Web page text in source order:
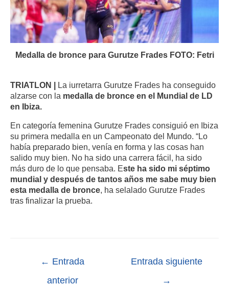
Medalla de bronce para Gurutze Frades FOTO: Fetri
TRIATLON | La iurretarra Gurutze Frades ha conseguido
alzarse con la medalla de bronce en el Mundial de LD
en Ibiza.
En categoría femenina Gurutze Frades consiguió en Ibiza
su primera medalla en un Campeonato del Mundo. “Lo
había preparado bien, venía en forma y las cosas han
salido muy bien. No ha sido una carrera fácil, ha sido
más duro de lo que pensaba. Este ha sido mi séptimo
mundial y después de tantos años me sabe muy bien
esta medalla de bronce, ha selalado Gurutze Frades
tras finalizar la prueba.
← Entrada
anterior
Entrada siguiente
→